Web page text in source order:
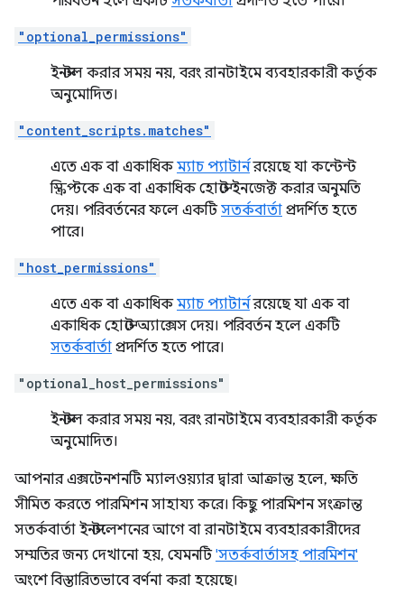
"optional_permissions"
ইনস্টল করার সময় নয়, বরং রানটাইমে ব্যবহারকারী কর্তৃক
অনুমোদিত।
"content_scripts.matches"
এতে এক বা একাধিকম্যাচ প্যাটার্নরয়েছে যা কন্টেন্ট
স্ক্রিপ্টকে এক বা একাধিক হোস্টে ইনজেক্ট করার অনুমতি
দেয়। পরিবর্তনের ফলে একটিসতর্কবার্তা প্রদর্শিত হতে
পারে।
"host_permissions"
এতে এক বা একাধিকম্যাচ প্যাটার্নরয়েছে যা এক বা
একাধিক হোস্টে অ্যাক্সেস দেয়। পরিবর্তন হলে একটি
সতর্কবার্তা প্রদর্শিত হতে পারে।
"optional_host_permissions"
ইনস্টল করার সময় নয়, বরং রানটাইমে ব্যবহারকারী কর্তৃক
অনুমোদিত।
আপনার এক্সটেনশনটি ম্যালওয়্যার দ্বারা আক্রান্ত হলে, ক্ষতি
সীমিত করতে পারমিশন সাহায্য করে। কিছু পারমিশন সংক্রান্ত
সতর্কবার্তা ইনস্টলেশনের আগে বা রানটাইমে ব্যবহারকারীদের
সম্মতির জন্য দেখানো হয়, যেমনটি'সতর্কবার্তাসহ পারমিশন'
অংশে বিস্তারিতভাবে বর্ণনা করা হয়েছে।